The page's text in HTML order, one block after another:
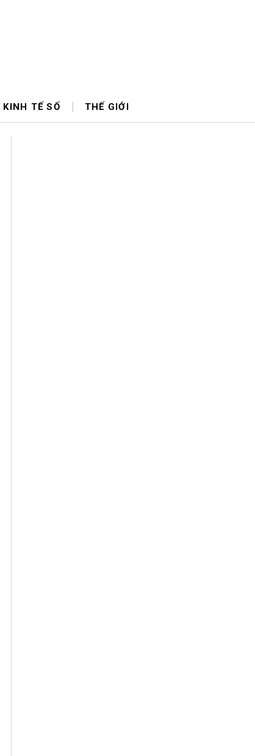
KINH TẾ SỐ THẾ GIỚI